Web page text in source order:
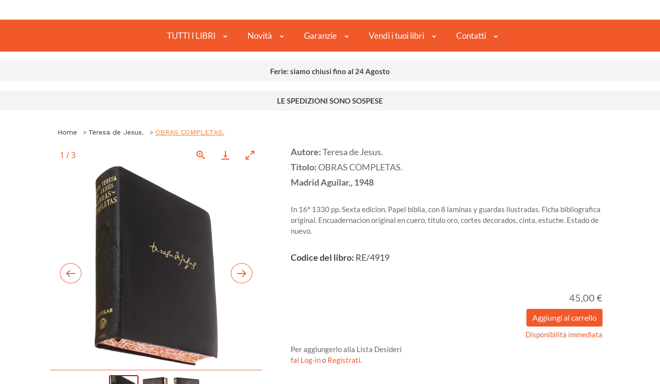
TUTTI I LIBRI Novità Garanzie Vendi i tuoi libri Contatti
Ferie: siamo chiusi fino al 24 Agosto
LE SPEDIZIONI SONO SOSPESE
Home Teresa de Jesus. OBRAS COMPLETAS.
1 /3 Autore:Teresa de Jesus.
Titolo:OBRAS COMPLETAS.
MadridAguilar,,1948
In 16º 1330 pp. Sexta edicion. Papel biblia, con 8 laminas y guardas ilustradas. Ficha bibliografica
original. Encuadernacion original en cuero, titulo oro, cortes decorados, cinta, estuche. Estado de
nuevo.
Codice del libro: RE/4919
45,00 €
Disponibilità immediata
Per aggiungerlo alla Lista Desideri
fai Log-ino Registrati.